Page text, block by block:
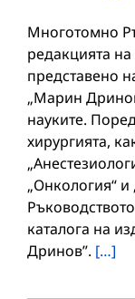
Многотомно
редакцията
представено
„Марин
науките.
хирургията,
„Онкология“ и
каталога на
Дринов”. […]